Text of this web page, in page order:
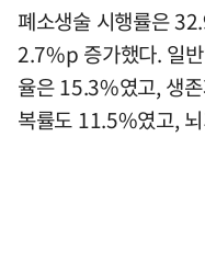
폐소생술 시행률은
2.7%p 증가했다. 일
율은 15.3%였고, 생
복률도 11.5%였고,